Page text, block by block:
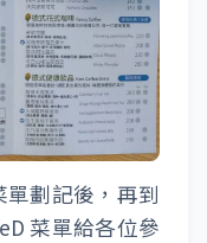
劃記後，再到
菜單給各位參